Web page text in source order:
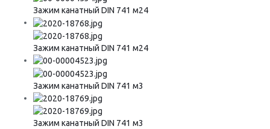
Зажим канатный DIN 741 м24
Зажим канатный DIN 741 м24
Зажим канатный DIN 741 м3
Зажим канатный DIN 741 м3